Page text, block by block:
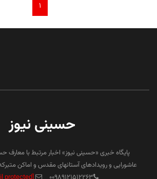
۱
حسینی نیوز
پایگاه خبری «حسینی نیوز» اخبار مرتبط با معارف
عاشورایی و رویدادهای آستانهای مقدس و اماکن